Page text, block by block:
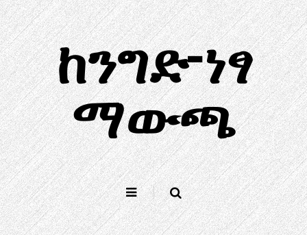
ወደ
ይዘት
ዝለል
ከንግድ-ነፃ
ማውጫ